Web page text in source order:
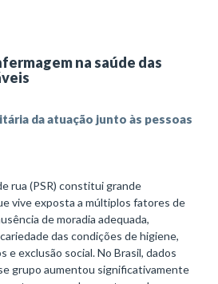
na saúde das
da atuação junto às pessoas
rua (PSR) constitui grande
vive exposta a múltiplos fatores de
de moradia adequada,
das condições de higiene,
e exclusão social. No Brasil, dados
grupo aumentou significativamente